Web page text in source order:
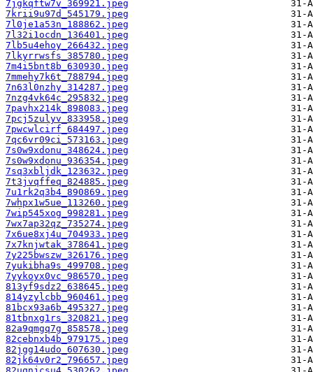
7jgkqftw7v_369921.jpeg
7krii9u97d_545179.jpeg
7l0je1a53n_188862.jpeg
7l32i1ocdn_136401.jpeg
7lb5u4ehoy_266432.jpeg
7lkyrrwsfs_385780.jpeg
7m4i5bnt8b_630930.jpeg
7mmehy7k6t_788794.jpeg
7n63l0nzhy_314287.jpeg
7nzg4vk64c_295832.jpeg
7pavhx214k_898083.jpeg
7pcj5zulyv_833958.jpeg
7pwcwlcirf_684497.jpeg
7qc6vr09ci_573163.jpeg
7s0w9xdonu_348624.jpeg
7s0w9xdonu_936354.jpeg
7sq3xbljdk_123632.jpeg
7t3jvqffeq_824885.jpeg
7u1rk2q3b4_890869.jpeg
7whpx1w5ue_113260.jpeg
7wip545xog_998281.jpeg
7wx7ap32qz_735274.jpeg
7x6ue8xj4u_704933.jpeg
7x7knjwtak_378641.jpeg
7y225bwszw_326176.jpeg
7yukibha9s_499708.jpeg
7yykoyx0vc_986570.jpeg
813yf9sdz2_638645.jpeg
814yzylcbb_960461.jpeg
81bcx93a6b_495327.jpeg
81tbnxg1rs_320821.jpeg
82a9qmgq7g_858578.jpeg
82cebnxb4b_979175.jpeg
82jgg14udo_607630.jpeg
82jk64v0r2_796657.jpeg